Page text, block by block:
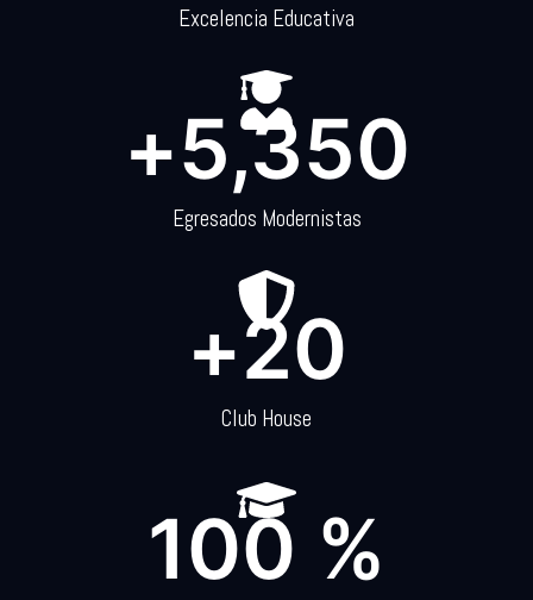
Excelencia Educativa
Egresados Modernistas
+5,350
Club House
+20
100 %